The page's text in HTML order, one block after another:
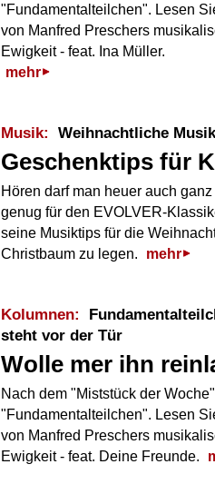
"Fundamentalteilchen". Lesen
von Manfred Preschers
Ewigkeit - feat. Ina Müller.
mehr
Musik: Weihnachtliche
Geschenktips für
Hören darf man heuer auch
genug für den EVOLVER-
seine Musiktips für die
Christbaum zu legen.
mehr
Kolumnen:
steht vor der Tür
Wolle mer ihn
Nach dem "Miststück der
"Fundamentalteilchen". Lesen
von Manfred Preschers
Ewigkeit - feat. Deine Freunde.